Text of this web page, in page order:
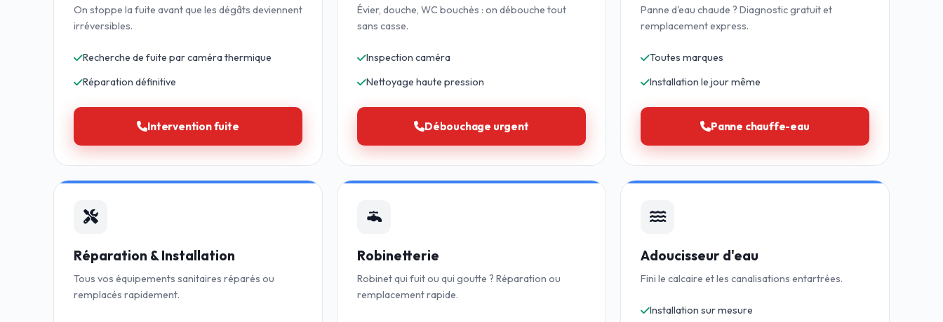
On stoppe la fuite avant que les dégâts deviennent
irréversibles.
Recherche de fuite par caméra thermique
Réparation définitive
Intervention fuite
Évier, douche, WC bouchés : on débouche tout
sans casse.
Inspection caméra
Nettoyage haute pression
Débouchage urgent
Panne d'eau chaude ? Diagnostic gratuit et
remplacement express.
Toutes marques
Installation le jour même
Panne chauffe-eau
Réparation & Installation
Tous vos équipements sanitaires réparés ou
remplacés rapidement.
Robinetterie
Robinet qui fuit ou qui goutte ? Réparation ou
remplacement rapide.
Adoucisseur d'eau
Fini le calcaire et les canalisations entartrées.
Installation sur mesure